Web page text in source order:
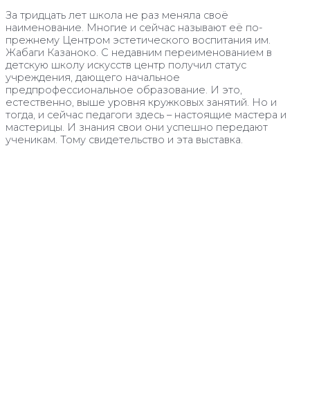
За тридцать лет школа не раз меняла своё
наименование. Многие и сейчас называют её по-
прежнему Центром эстетического воспитания им.
Жабаги Казаноко. С недавним переименованием в
детскую школу искусств центр получил статус
учреждения, дающего начальное
предпрофессиональное образование. И это,
естественно, выше уровня кружковых занятий. Но и
тогда, и сейчас педагоги здесь – настоящие мастера и
мастерицы. И знания свои они успешно передают
ученикам. Тому свидетельство и эта выставка.